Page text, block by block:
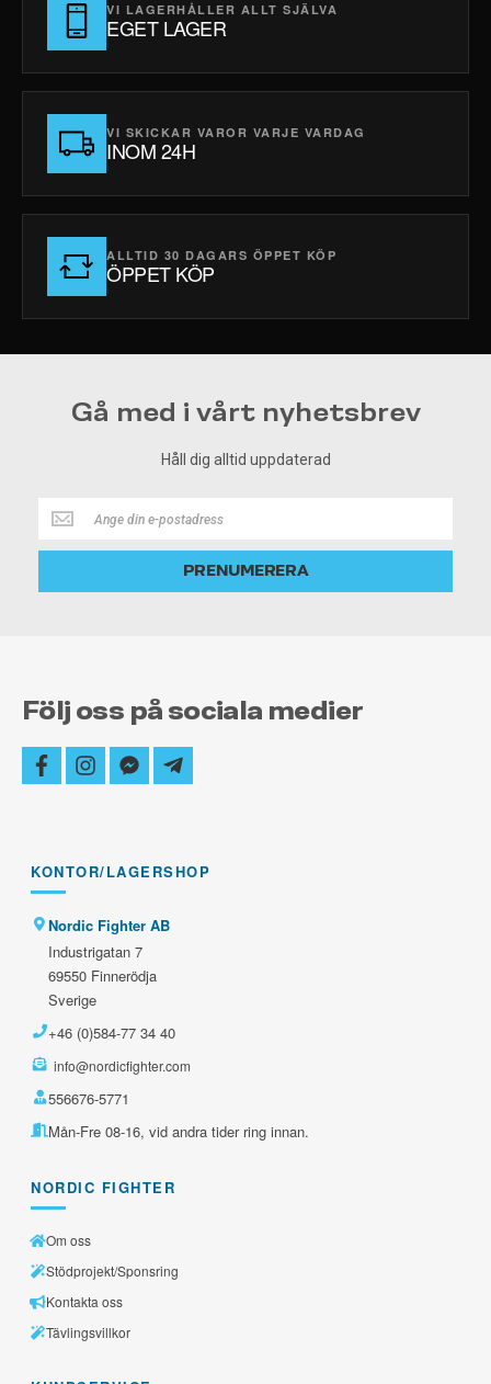
VI LAGERHÅLLER ALLT SJÄLVA
EGET LAGER
VI SKICKAR VAROR VARJE VARDAG
INOM 24H
ALLTID 30 DAGARS ÖPPET KÖP
ÖPPET KÖP
Gå med i vårt nyhetsbrev
Håll dig alltid uppdaterad
Håll
dig
alltid
PRENUMERERA
Följ oss på sociala medier
facebookinstagram
facebook-
messenger
telegram-
plane
KONTOR/LAGERSHOP
Nordic Fighter AB
Industrigatan 7
69550 Finnerödja
Sverige
+46 (0)584-77 34 40
info@nordicfighter.com
556676-5771
Mån-Fre 08-16, vid andra tider ring innan.
NORDIC FIGHTER
Om oss
Stödprojekt/Sponsring
Kontakta oss
Tävlingsvillkor